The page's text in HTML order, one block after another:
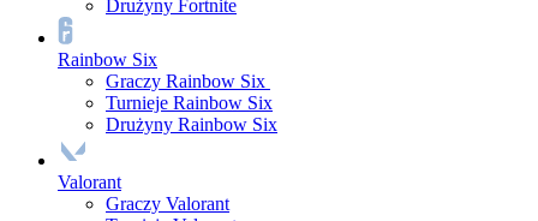
Drużyny Fortnite
Rainbow Six
Graczy Rainbow Six
Turnieje Rainbow Six
Drużyny Rainbow Six
Valorant
Graczy Valorant